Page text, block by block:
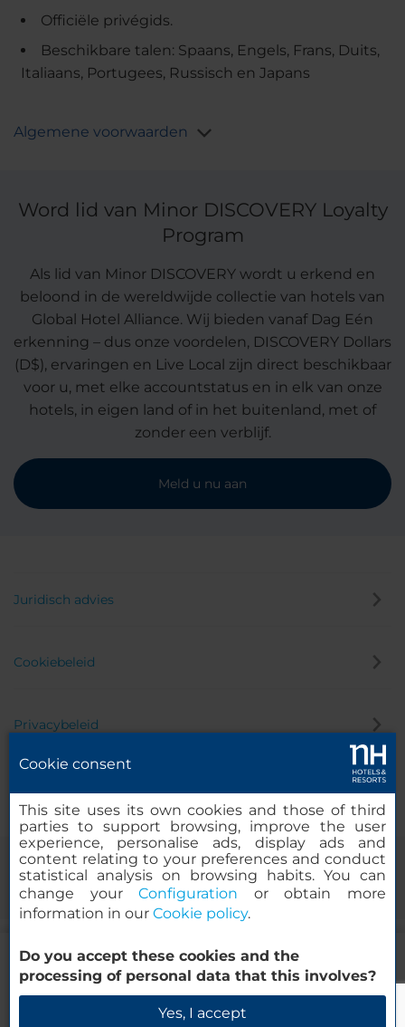
VANAF 543.46
Inclusief btw en toeristenbelasting
Boek nu
Officiële privégids.
Beschikbare talen: Spaans, Engels, Frans, Duits,
Italiaans, Portugees, Russisch en Japans
Algemene voorwaarden
Word lid van Minor DISCOVERY Loyalty
Program
Als lid van Minor DISCOVERY wordt u erkend en
beloond in de wereldwijde collectie van hotels van
Global Hotel Alliance. Wij bieden vanaf Dag Eén
erkenning – dus onze voordelen, DISCOVERY Dollars
(D$), ervaringen en Live Local zijn direct beschikbaar
voor u, met elke accountstatus en in elk van onze
hotels, in eigen land of in het buitenland, met of
zonder een verblijf.
Meld u nu aan
Juridisch advies
Cookiebeleid
Privacybeleid
© 2000-2026 MINOR HOTELS EUROPE & AMERICAS Santa Engracia
120. 28003 Madrid, Spanje
Cookie consent
This site uses its own cookies and those of third
parties to support browsing, improve the user
experience, personalise ads, display ads and
content relating to your preferences and conduct
statistical analysis on browsing habits. You can
change yourConfiguration or obtain more
information in our Cookie policy.
Do you accept these cookies and the
processing of personal data that this involves?
Yes, I accept